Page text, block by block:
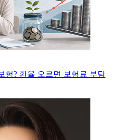
험? 환율 오르면 보험료 부담